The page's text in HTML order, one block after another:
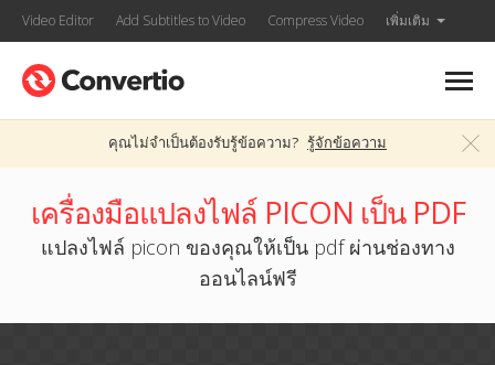
Video Editor Add Subtitles to Video Compress Video เพิ่มเติม
คุณไม่จำเป็นต้องรับรู้ข้อความ? รู้จักข้อความ
เครื่องมือแปลงไฟล์ PICON เป็น PDF
แปลงไฟล์ picon ของคุณให้เป็น pdf ผ่านช่องทาง
ออนไลน์ฟรี